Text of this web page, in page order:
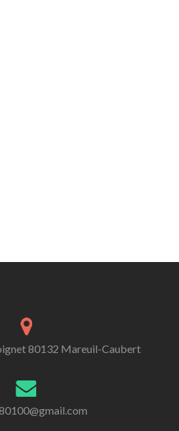
80132 Mareuil-Caubert